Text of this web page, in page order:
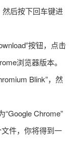
然后按下回车键进
按钮，点击
浏览器版本。
Blink”，然
Chrome”
件，你将得到一